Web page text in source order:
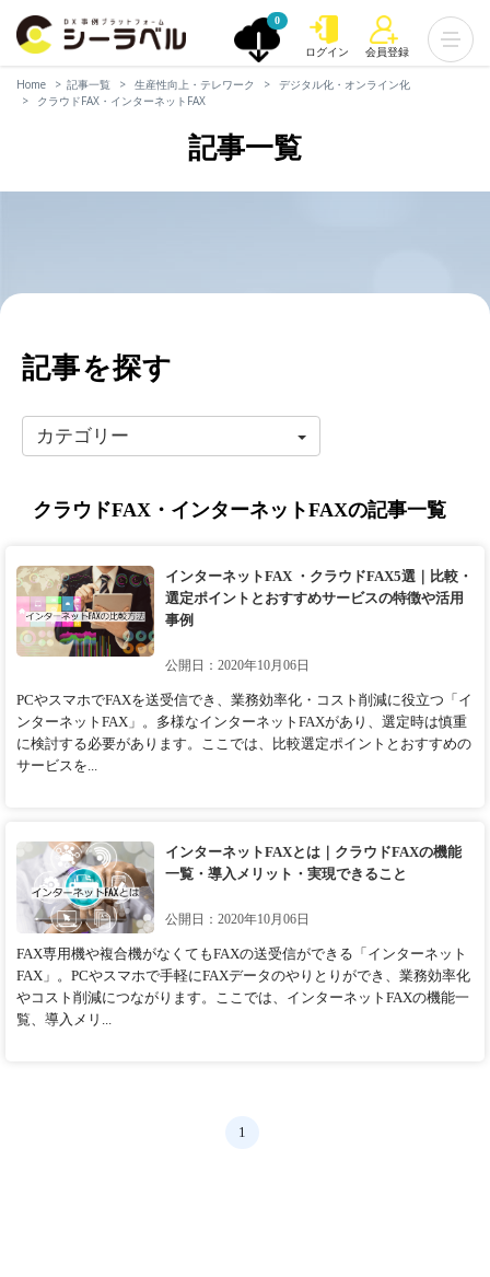
0
ログイン 会員登録
Home 記事一覧 生産性向上・テレワーク
デジタル化・オンライン化
クラウドFAX・インターネットFAX
記事一覧
記事を探す
カテゴリー
クラウドFAX・インターネットFAXの記事一覧
インターネットFAX ・クラウドFAX5選｜比較・
選定ポイントとおすすめサービスの特徴や活用
事例
公開日：2020年10月06日
PCやスマホでFAXを送受信でき、業務効率化・コスト削減に役立つ「イ
ンターネットFAX」。多様なインターネットFAXがあり、選定時は慎重
に検討する必要があります。ここでは、比較選定ポイントとおすすめの
サービスを...
インターネットFAXとは｜クラウドFAXの機能
一覧・導入メリット・実現できること
公開日：2020年10月06日
FAX専用機や複合機がなくてもFAXの送受信ができる「インターネット
FAX」。PCやスマホで手軽にFAXデータのやりとりができ、業務効率化
やコスト削減につながります。ここでは、インターネットFAXの機能一
覧、導入メリ...
1